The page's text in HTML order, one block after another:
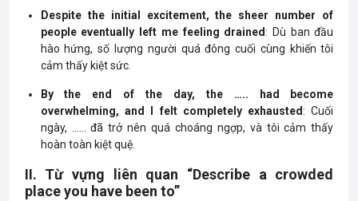
Despite the initial excitement, the sheer number of
people eventually left me feeling drained: Dù ban đầu
hào hứng, số lượng người quá đông cuối cùng khiến tôi
cảm thấy kiệt sức.
By the end of the day, the ….. had become
overwhelming, and I felt completely exhausted: Cuối
ngày, …… đã trở nên quá choáng ngợp, và tôi cảm thấy
hoàn toàn kiệt quệ.
II. Từ vựng liên quan “Describe a crowded
place you have been to”